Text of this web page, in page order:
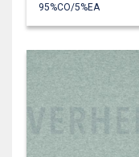
95%CO/5%EA